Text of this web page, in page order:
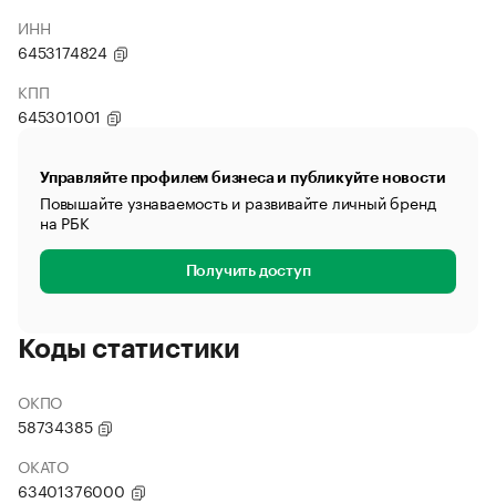
ИНН
6453174824
КПП
645301001
Управляйте профилем бизнеса и публикуйте новости
Повышайте узнаваемость и развивайте личный бренд
на РБК
Получить доступ
Коды статистики
ОКПО
58734385
ОКАТО
63401376000